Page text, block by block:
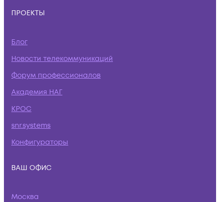
ПРОЕКТЫ
Блог
Новости телекоммуникаций
Форум профессионалов
Академия НАГ
КРОС
snr.systems
Конфигураторы
ВАШ ОФИС
Москва